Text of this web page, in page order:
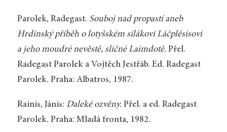
Parolek, Radegast. Souboj nad propastí aneb
Hrdinský příběh o lotyšském silákovi Láčplésisovi
a jeho moudré nevěstě, sličné Laimdotě.Přel.
Radegast Parolek a Vojtěch Jestřáb. Ed. Radegast
Parolek. Praha: Albatros, 1987.
Rainis, Jánis: Daleké ozvěny.Přel. a ed. Radegast
Parolek. Praha: Mladá fronta, 1982.